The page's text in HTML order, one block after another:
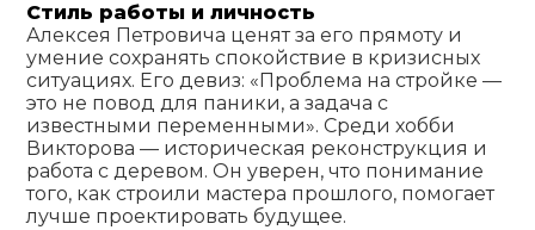
Стиль работы и личность
Алексея Петровича ценят за его прямоту и
умение сохранять спокойствие в кризисных
ситуациях. Его девиз: «Проблема на стройке —
это не повод для паники, а задача с
известными переменными». Среди хобби
Викторова — историческая реконструкция и
работа с деревом. Он уверен, что понимание
того, как строили мастера прошлого, помогает
лучше проектировать будущее.